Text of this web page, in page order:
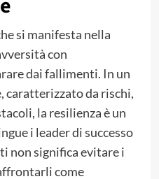
si manifesta nella
con
dai fallimenti. In un
da rischi,
la resilienza è un
i leader di successo
non significa evitare i
come